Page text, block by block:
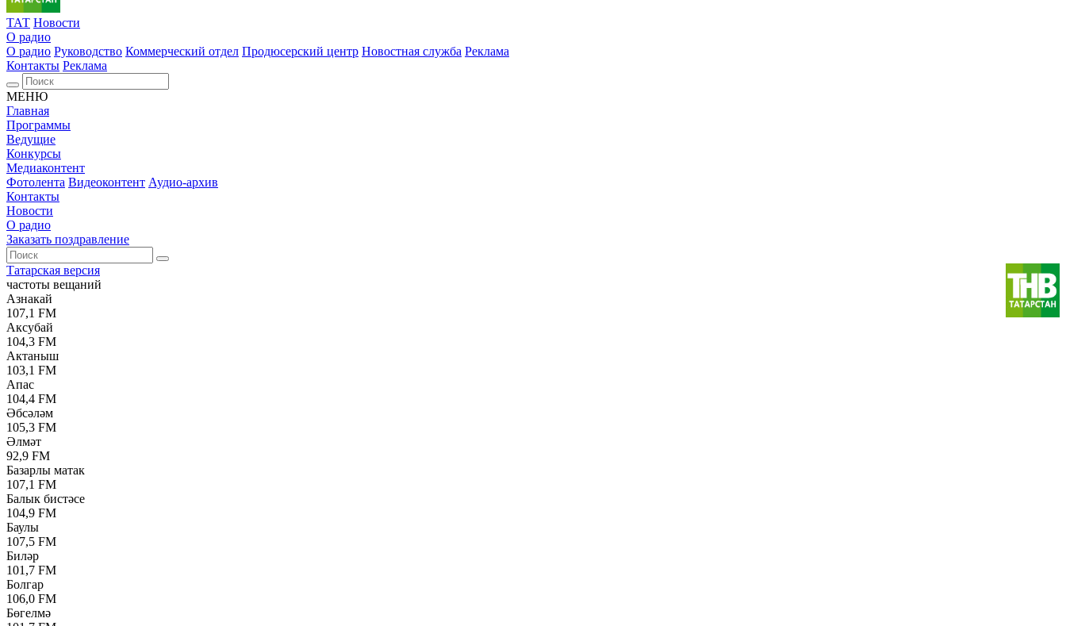
ТАТ Новости
О радио
О радио Руководство Коммерческий отдел Продюсерский центр Новостная служба Реклама
Контакты Реклама
МЕНЮ
Главная
Программы
Ведущие
Конкурсы
Медиаконтент
Фотолента Видеоконтент Аудио-архив
Контакты
Новости
О радио
Заказать поздравление
Татарская версия
частоты вещаний
Азнакай
107,1 FM
Аксубай
104,3 FM
Актаныш
103,1 FM
Апас
104,4 FM
Әбсәләм
105,3 FM
Әлмәт
92,9 FM
Базарлы матак
107,1 FM
Балык бистәсе
104,9 FM
Баулы
107,5 FM
Биләр
101,7 FM
Болгар
106,0 FM
Бөгелмә